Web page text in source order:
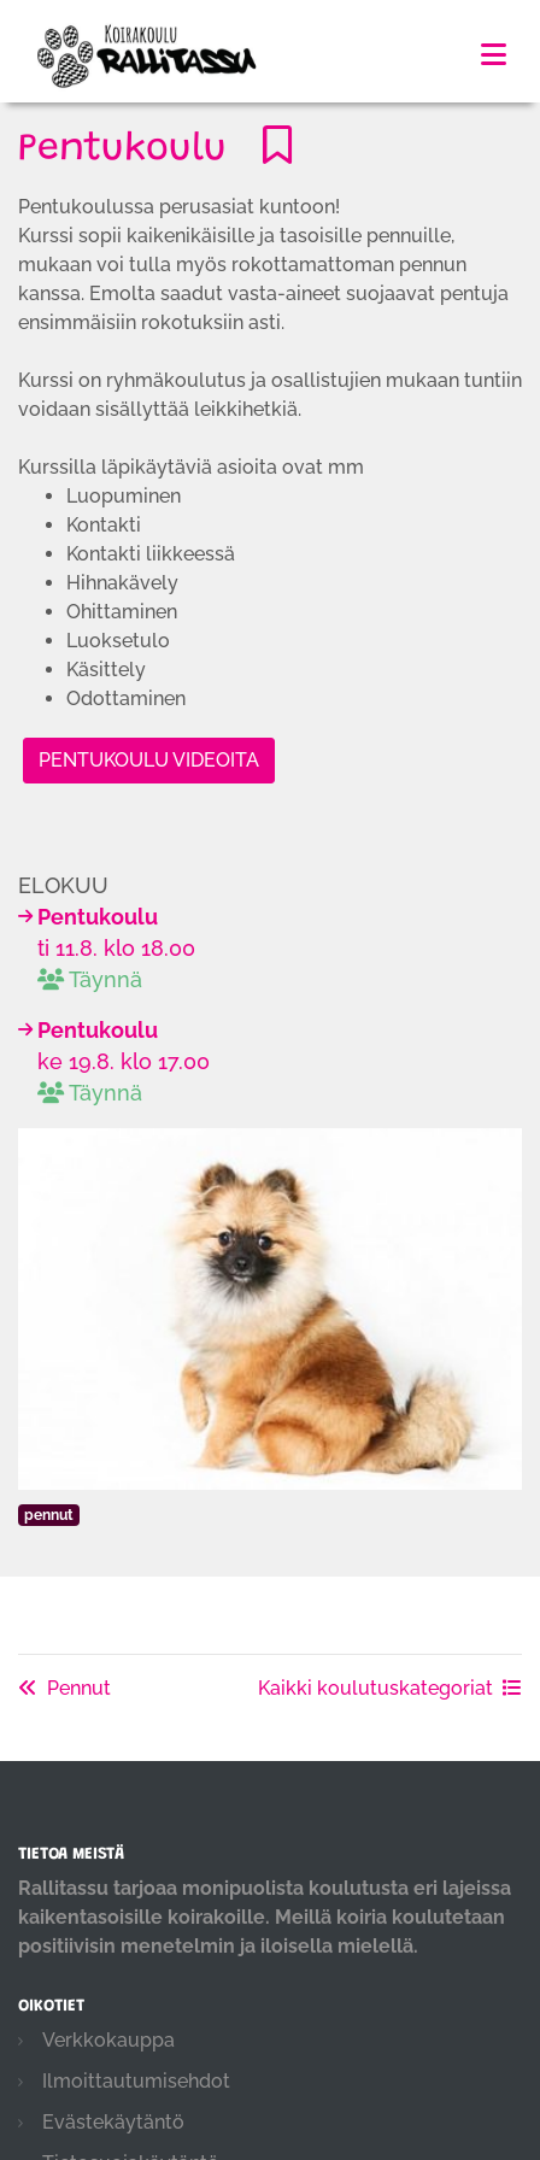
Pentukoulu
Pentukoulussa perusasiat kuntoon!
Kurssi sopii kaikenikäisille ja tasoisille pennuille,
mukaan voi tulla myös rokottamattoman pennun
kanssa. Emolta saadut vasta-aineet suojaavat pentuja
ensimmäisiin rokotuksiin asti.
Kurssi on ryhmäkoulutus ja osallistujien mukaan tuntiin
voidaan sisällyttää leikkihetkiä.
Kurssilla läpikäytäviä asioita ovat mm
Luopuminen
Kontakti
Kontakti liikkeessä
Hihnakävely
Ohittaminen
Luoksetulo
Käsittely
Odottaminen
PENTUKOULU VIDEOITA
ELOKUU
Pentukoulu
ti 11.8. klo 18.00
Täynnä
Pentukoulu
ke 19.8. klo 17.00
Täynnä
pennut
Pennut Kaikki koulutuskategoriat
TIETOA MEISTÄ
Rallitassu tarjoaa monipuolista koulutusta eri lajeissa
kaikentasoisille koirakoille. Meillä koiria koulutetaan
positiivisin menetelmin ja iloisella mielellä.
OIKOTIET
Verkkokauppa
Ilmoittautumisehdot
Evästekäytäntö